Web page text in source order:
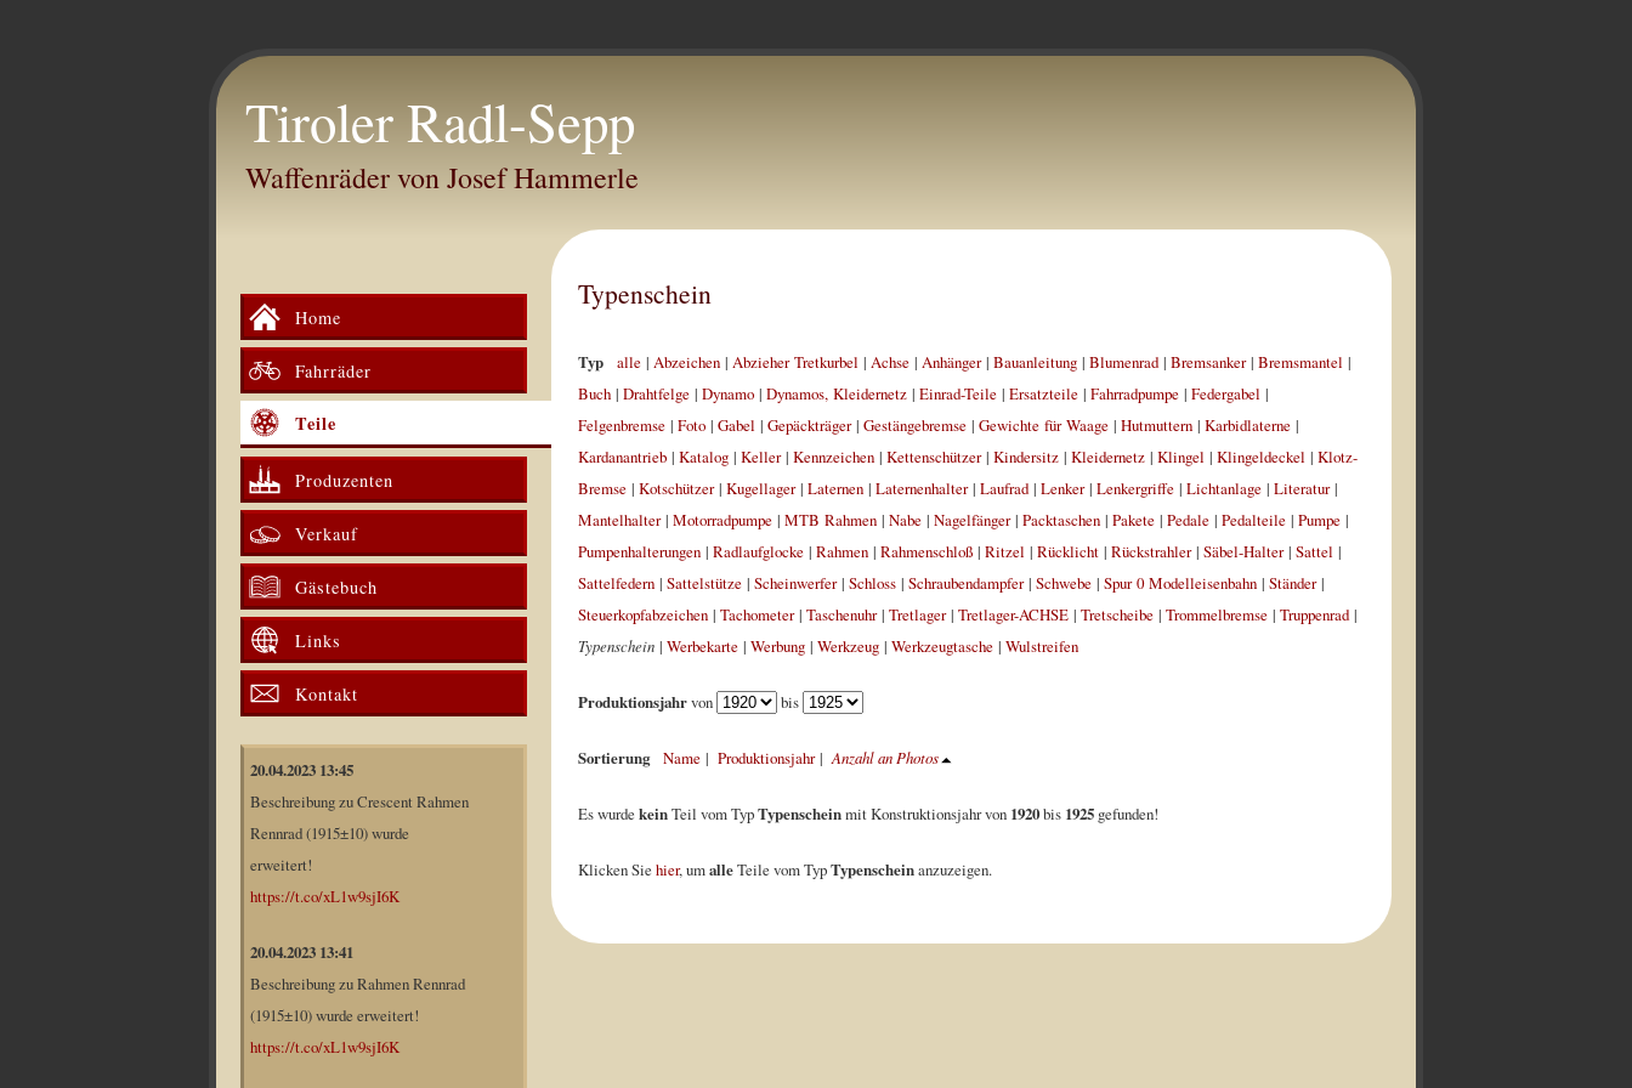
Tiroler Radl-Sepp
Waffenräder von Josef Hammerle
Home
Fahrräder
Teile
Produzenten
Verkauf
Gästebuch
Links
Kontakt
20.04.2023 13:45
Beschreibung zu Crescent Rahmen
Rennrad (1915±10) wurde
erweitert!
https://t.co/xL1w9sjI6K
20.04.2023 13:41
Beschreibung zu Rahmen Rennrad
(1915±10) wurde erweitert!
https://t.co/xL1w9sjI6K
Typenschein
Typ alle| Abzeichen| Abzieher Tretkurbel | Achse| Anhänger| Bauanleitung| Blumenrad| Bremsanker| Bremsmantel |
Buch| Drahtfelge| Dynamo| Dynamos, Kleidernetz| Einrad-Teile| Ersatzteile| Fahrradpumpe| Federgabel |
Felgenbremse| Foto| Gabel | Gepäckträger| Gestängebremse| Gewichte für Waage| Hutmuttern| Karbidlaterne|
Kardanantrieb| Katalog| Keller| Kennzeichen| Kettenschützer| Kindersitz| Kleidernetz| Klingel | Klingeldeckel | Klotz-
Bremse| Kotschützer| Kugellager| Laternen| Laternenhalter| Laufrad| Lenker| Lenkergriffe| Lichtanlage| Literatur|
Mantelhalter| Motorradpumpe| MTB Rahmen| Nabe| Nagelfänger| Packtaschen| Pakete| Pedale| Pedalteile| Pumpe|
Pumpenhalterungen| Radlaufglocke| Rahmen| Rahmenschloß| Ritzel | Rücklicht| Rückstrahler| Säbel-Halter| Sattel |
Sattelfedern| Sattelstütze| Scheinwerfer| Schloss| Schraubendampfer| Schwebe| Spur 0 Modelleisenbahn| Ständer|
Steuerkopfabzeichen| Tachometer| Taschenuhr| Tretlager| Tretlager-ACHSE| Tretscheibe| Trommelbremse| Truppenrad|
Typenschein| Werbekarte| Werbung| Werkzeug| Werkzeugtasche| Wulstreifen
Produktionsjahrvon bis
Sortierung Name| Produktionsjahr|Anzahl an Photos
Es wurdekeinTeil vom TypTypenscheinmit Konstruktionsjahr von 1920bis 1925gefunden!
Klicken Siehier, umalleTeile vom TypTypenscheinanzuzeigen.